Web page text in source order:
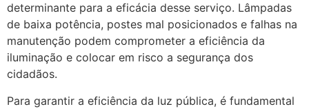
determinante para a eficácia desse serviço. Lâmpadas
de baixa potência, postes mal posicionados e falhas na
manutenção podem comprometer a eficiência da
iluminação e colocar em risco a segurança dos
cidadãos.
Para garantir a eficiência da luz pública, é fundamental